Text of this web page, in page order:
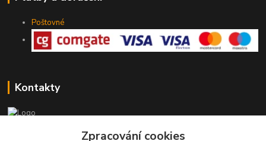
Poštovné
Kontakty
Zpracování cookies